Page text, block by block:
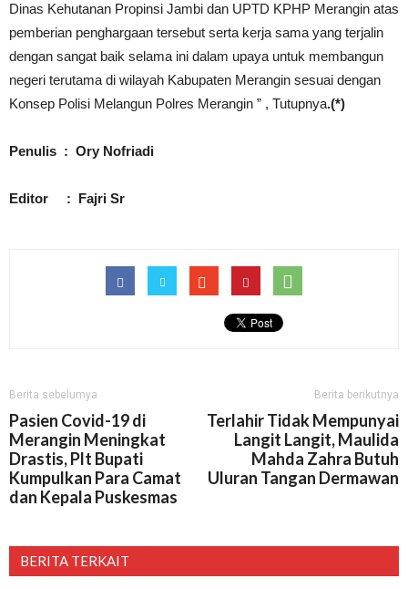
Dinas Kehutanan Propinsi Jambi dan UPTD KPHP Merangin atas
pemberian penghargaan tersebut serta kerja sama yang terjalin
dengan sangat baik selama ini dalam upaya untuk membangun
negeri terutama di wilayah Kabupaten Merangin sesuai dengan
Konsep Polisi Melangun Polres Merangin ” , Tutupnya.(*)
Penulis : Ory Nofriadi
Editor : Fajri Sr
Berita sebelumya
Pasien Covid-19 di
Merangin Meningkat
Drastis, Plt Bupati
Kumpulkan Para Camat
dan Kepala Puskesmas
Berita berikutnya
Terlahir Tidak Mempunyai
Langit Langit, Maulida
Mahda Zahra Butuh
Uluran Tangan Dermawan
BERITA TERKAIT